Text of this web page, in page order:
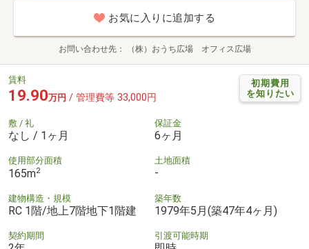
お気に入りに追加する
お問い合わせ先 （株）おうち広場 オフィス広場
初期費用
を知りたい
賃料
19.90万円 / 管理費等 33,000円
敷 / 礼
なし / 1ヶ月
保証金
6ヶ月
使用部分面積
165m2
土地面積
-
建物構造・規模
RC 1階/地上7階地下1階建
築年数
1979年5月(築47年4ヶ月)
契約期間 引渡可能時期